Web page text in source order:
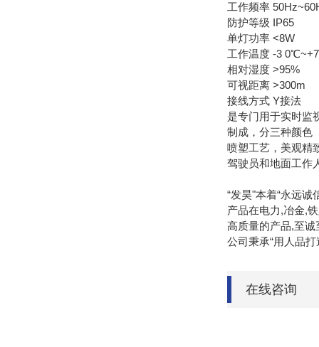
工作频率
防护等级 IP65
单灯功率 <8W
工作温度 -3
相对湿度 >95%
可视距离 >300m
接线方式 Y接法
是专门用于实时监
制成，分三种颜色
喷塑工艺，美观精
驾驶员和地面工作
“发昊"本着“永远
产品在电力,冶金,
高质量的产品,至
公司秉承“用人品
在线咨询